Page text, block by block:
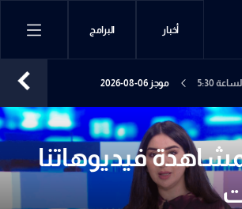
أخبار البرامج
5:30 موجز 06-08-2026
فيديوهاتنا